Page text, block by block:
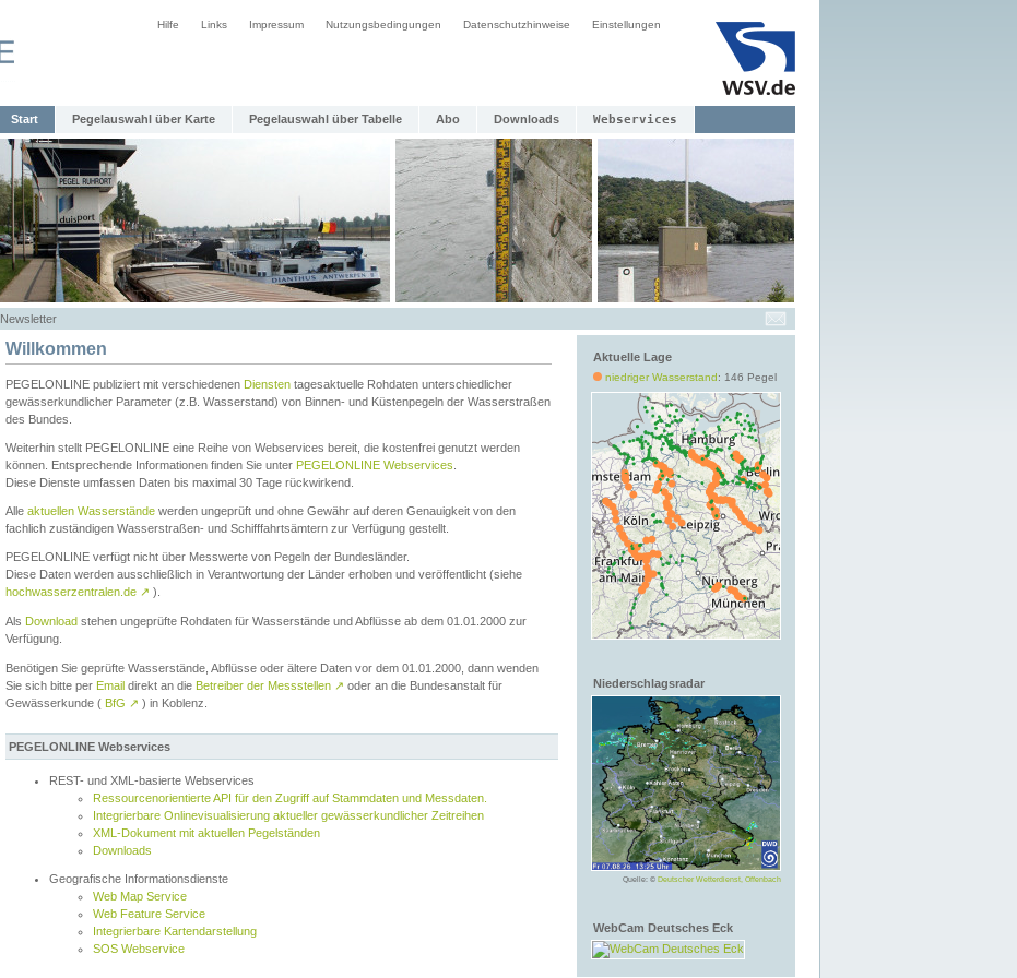
Hilfe Links Impressum Nutzungsbedingungen Datenschutzhinweise Einstellungen
Start Pegelauswahl über Karte Pegelauswahl über Tabelle Abo Downloads Webservices
Newsletter
Aktuelle Lage
niedriger Wasserstand: 146 Pegel
Niederschlagsradar
Quelle: © Deutscher Wetterdienst, Offenbach
WebCam Deutsches Eck
Willkommen
PEGELONLINE publiziert mit verschiedenen Diensten tagesaktuelle Rohdaten unterschiedlicher
gewässerkundlicher Parameter (z.B. Wasserstand) von Binnen- und Küstenpegeln der Wasserstraßen
des Bundes.
Weiterhin stellt PEGELONLINE eine Reihe von Webservices bereit, die kostenfrei genutzt werden
können. Entsprechende Informationen finden Sie unter PEGELONLINE Webservices
Diese Dienste umfassen Daten bis maximal 30 Tage rückwirkend.
Alle aktuellen Wasserstände werden ungeprüft und ohne Gewähr auf deren Genauigkeit von den
fachlich zuständigen Wasserstraßen- und Schifffahrtsämtern zur Verfügung gestellt.
PEGELONLINE verfügt nicht über Messwerte von Pegeln der Bundesländer.
Diese Daten werden ausschließlich in Verantwortung der Länder erhoben und veröffentlicht (siehe
hochwasserzentralen.de ↗ ).
Als Download stehen ungeprüfte Rohdaten für Wasserstände und Abflüsse ab dem 01.01.2000 zur
Verfügung.
Benötigen Sie geprüfte Wasserstände, Abflüsse oder ältere Daten vor dem 01.01.2000, dann wenden
Sie sich bitte per Email direkt an die Betreiber der Messstellen ↗ oder an die Bundesanstalt für
Gewässerkunde ( BfG ↗ ) in Koblenz.
PEGELONLINE Webservices
REST- und XML-basierte Webservices
Ressourcenorientierte API für den Zugriff auf Stammdaten und Messdaten.
Integrierbare Onlinevisualisierung aktueller gewässerkundlicher Zeitreihen
XML-Dokument mit aktuellen Pegelständen
Downloads
Geografische Informationsdienste
Web Map Service
Web Feature Service
Integrierbare Kartendarstellung
SOS Webservice